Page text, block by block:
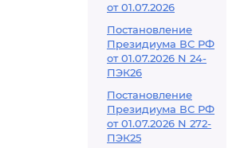
от 01.07.2026
Постановление
Президиума ВС РФ
от 01.07.2026 N 24-
ПЭК26
Постановление
Президиума ВС РФ
от 01.07.2026 N 272-
ПЭК25